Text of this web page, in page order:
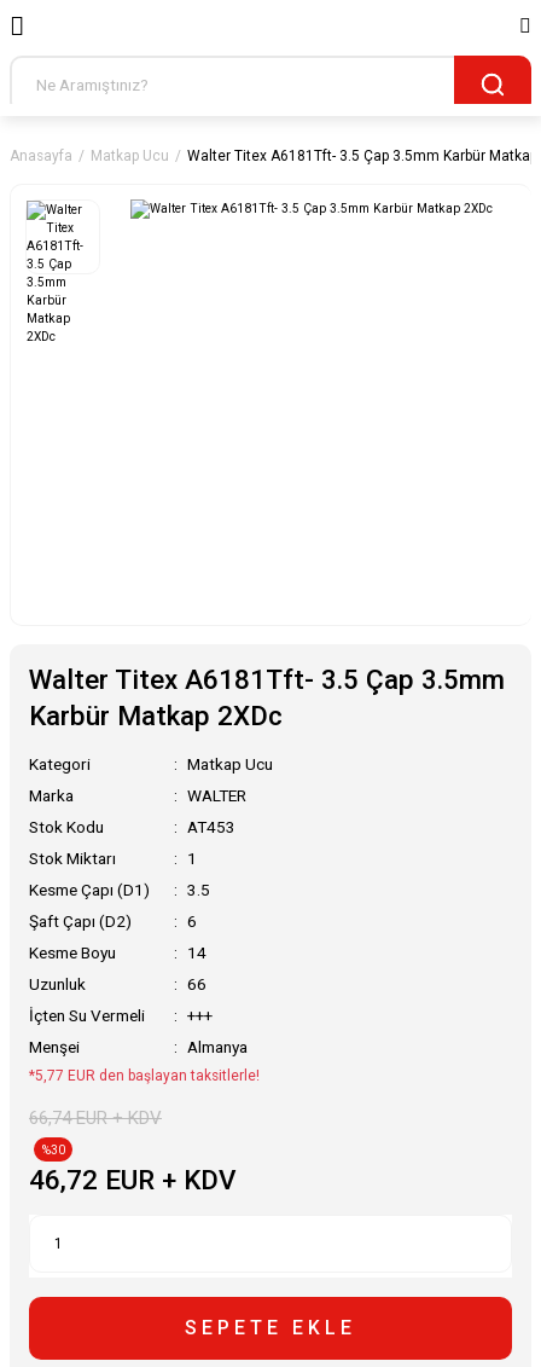
Anasayfa Matkap Ucu Walter Titex A6181Tft- 3.5 Çap 3.5mm Karbür Matkap
Walter Titex A6181Tft- 3.5 Çap 3.5mm
Karbür Matkap 2XDc
Kategori
Matkap Ucu
Marka
WALTER
Stok Kodu
AT453
Stok Miktarı
1
Kesme Çapı (D1)
3.5
Şaft Çapı (D2)
6
Kesme Boyu
14
Uzunluk
66
İçten Su Vermeli
+++
Menşei
Almanya
*5,77 EUR den başlayan taksitlerle!
66,74 EUR + KDV
%30
46,72 EUR + KDV
SEPETE EKLE